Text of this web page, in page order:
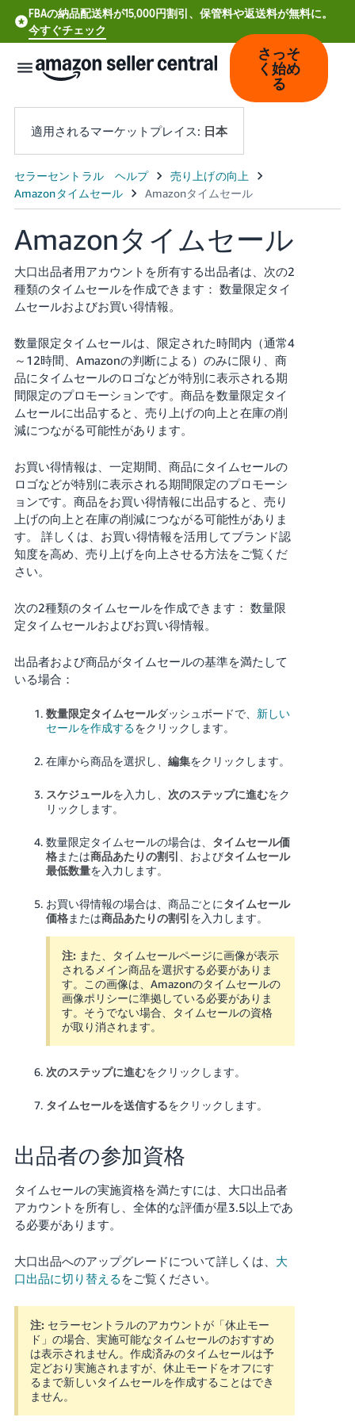
FBAの納品配送料が15,000円割引、保管料や返送料が無料に。
今すぐチェック
日
本
語
中
文
-
CN
Deutsch
- DE
Español
- ES
Français
- FR
Italiano
- IT
한
국
어
-
KR
日
本
語
-
JP
English
イ
ン
さ
そ
く
始
る
さっそ
く始め
る
適用されるマーケットプレイス: 日本
Amazonタイムセール
大口出品者用アカウントを所有する出品者は、次の2
種類のタイムセールを作成できます： 数量限定タイ
ムセールおよびお買い得情報。
数量限定タイムセールは、限定された時間内（通常4
～12時間、Amazonの判断による）のみに限り、商
品にタイムセールのロゴなどが特別に表示される期
間限定のプロモーションです。商品を数量限定タイ
ムセールに出品すると、売り上げの向上と在庫の削
減につながる可能性があります。
お買い得情報は、一定期間、商品にタイムセールの
ロゴなどが特別に表示される期間限定のプロモーシ
ョンです。 商品をお買い得情報に出品すると、売り
上げの向上と在庫の削減につながる可能性がありま
す。
詳しくは、お買い得情報を活用してブランド認
知度を高め、売り上げを向上させる方法をご覧くだ
さい。
次の2種類のタイムセールを作成できます： 数量限
定タイムセールおよびお買い得情報。
出品者および商品がタイムセールの基準を満たして
いる場合：
数量限定タイムセールダッシュボードで、 新しい
セールを作成するをクリックします。
在庫から商品を選択し、 編集をクリックします。
スケジュールを入力し、 次のステップに進むをク
リックします。
数量限定タイムセールの場合は、 タイムセール価
格または商品あたりの割引 、およびタイムセール
最低数量を入力します。
お買い得情報の場合は、商品ごとにタイムセール
価格または商品あたりの割引を入力します。
注: また、タイムセールページに画像が表示
されるメイン商品を選択する必要がありま
す。この画像は、Amazonのタイムセールの
画像ポリシーに準拠している必要がありま
す。そうでない場合、タイムセールの資格
が取り消されます。
次のステップに進むをクリックします。
タイムセールを送信するをクリックします。
出品者の参加資格
タイムセールの実施資格を満たすには、大口出品者
アカウントを所有し、全体的な評価が星3.5以上であ
る必要があります。
大口出品へのアップグレードについて詳しくは、 大
口出品に切り替える をご覧ください。
注: セラーセントラルのアカウントが「休止モー
ド」の場合、実施可能なタイムセールのおすすめ
は表示されません。作成済みのタイムセールは予
定どおり実施されますが、休止モードをオフにす
るまで新しいタイムセールを作成することはでき
ません。